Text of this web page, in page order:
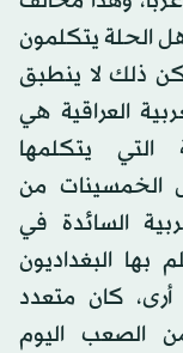
الحلة يتكلمون
ذلك لا ينطبق
العراقية هي
التي يتكلمها
الخمسينات من
السائدة في
بها البغداديون
كان متعدد
الصعب اليوم